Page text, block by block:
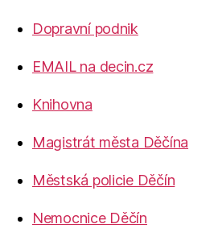
Dopravní podnik
EMAIL na decin.cz
Knihovna
Magistrát města Děčína
Městská policie Děčín
Nemocnice Děčín